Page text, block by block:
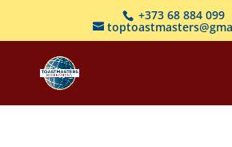
+373 68 884 099